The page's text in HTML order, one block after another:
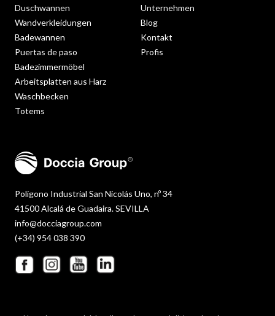
Polígono Industrial San Nicolás Uno, nº 34
41500 Alcalá de Guadaira. SEVILLA
info@docciagroup.com
(+34) 954 038 390
Duschwannen
Wandverkleidungen
Badewannen
Puertas de paso
Badezimmermöbel
Arbeitsplatten aus Harz
Waschbecken
Totems
Unternehmen
Blog
Kontakt
Profis